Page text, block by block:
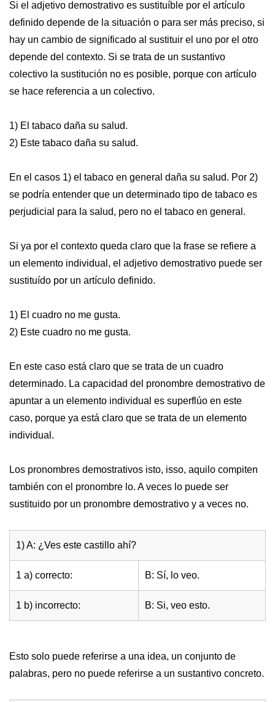
Si el adjetivo demostrativo es sustituíble por el artículo
definido depende de la situación o para ser más preciso, si
hay un cambio de significado al sustituir el uno por el otro
depende del contexto. Si se trata de un sustantivo
colectivo la sustitución no es posible, porque con artículo
se hace referencia a un colectivo.
1) El tabaco daña su salud.
2) Este tabaco daña su salud.
En el casos 1) el tabaco en general daña su salud. Por 2)
se podría entender que un determinado tipo de tabaco es
perjudicial para la salud, pero no el tabaco en general.
Si ya por el contexto queda claro que la frase se refiere a
un elemento individual, el adjetivo demostrativo puede ser
sustituído por un artículo definido.
1) El cuadro no me gusta.
2) Este cuadro no me gusta.
En este caso está claro que se trata de un cuadro
determinado. La capacidad del pronombre demostrativo de
apuntar a un elemento individual es superflúo en este
caso, porque ya está claro que se trata de un elemento
individual.
Los pronombres demostrativos isto, isso, aquilo compiten
también con el pronombre lo. A veces lo puede ser
sustituido por un pronombre demostrativo y a veces no.
1) A: ¿Ves este castillo ahí?
1 a) correcto: B: Sí, lo veo.
1 b) incorrecto: B: Si, veo esto.
Esto solo puede referirse a una idea, un conjunto de
palabras, pero no puede referirse a un sustantivo concreto.